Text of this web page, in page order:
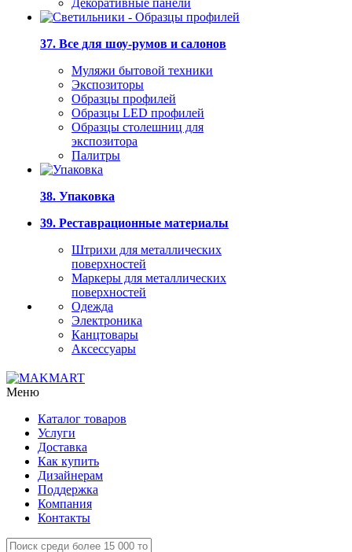
Декоративные панели
37. Все для шоу-румов и салонов
Муляжи бытовой техники
Экспозиторы
Образцы профилей
Образцы LED профилей
Образцы столешниц для
экспозитора
Палитры
38. Упаковка
39. Реставрационные материалы
Штрихи для металлических
поверхностей
Маркеры для металлических
поверхностей
Одежда
Электроника
Канцтовары
Аксессуары
Меню
Каталог товаров
Услуги
Доставка
Как купить
Дизайнерам
Поддержка
Компания
Контакты